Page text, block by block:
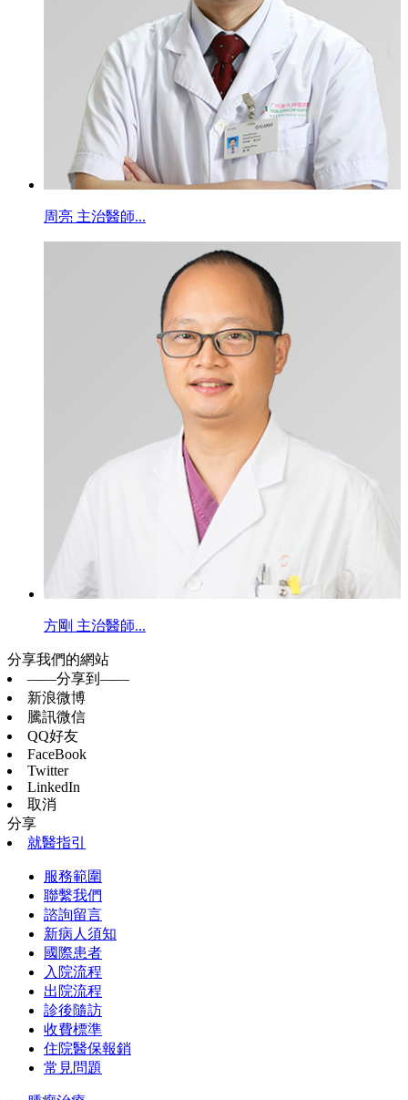
周亮 主治醫師...
方剛 主治醫師...
分享我們的網站
——分享到——
新浪微博
騰訊微信
QQ好友
FaceBook
Twitter
LinkedIn
取消
分享
就醫指引
服務範圍
聯繫我們
諮詢留言
新病人須知
國際患者
入院流程
出院流程
診後隨訪
收費標準
住院醫保報銷
常見問題